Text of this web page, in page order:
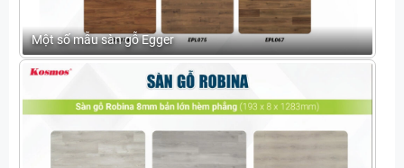
Một số mẫu sàn gỗ Egger